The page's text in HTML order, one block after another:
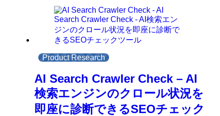
Product Research
AI Search Crawler Check – AI
検索エンジンのクロール状況を
即座に診断できるSEOチェック